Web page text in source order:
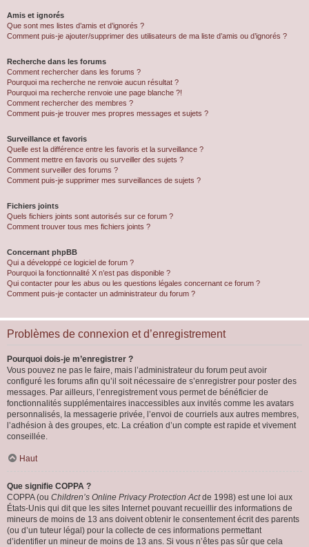
Amis et ignorés
Que sont mes listes d’amis et d’ignorés ?
Comment puis-je ajouter/supprimer des utilisateurs de ma liste d’amis ou d’ignorés ?
Recherche dans les forums
Comment rechercher dans les forums ?
Pourquoi ma recherche ne renvoie aucun résultat ?
Pourquoi ma recherche renvoie une page blanche ?!
Comment rechercher des membres ?
Comment puis-je trouver mes propres messages et sujets ?
Surveillance et favoris
Quelle est la différence entre les favoris et la surveillance ?
Comment mettre en favoris ou surveiller des sujets ?
Comment surveiller des forums ?
Comment puis-je supprimer mes surveillances de sujets ?
Fichiers joints
Quels fichiers joints sont autorisés sur ce forum ?
Comment trouver tous mes fichiers joints ?
Concernant phpBB
Qui a développé ce logiciel de forum ?
Pourquoi la fonctionnalité X n’est pas disponible ?
Qui contacter pour les abus ou les questions légales concernant ce forum ?
Comment puis-je contacter un administrateur du forum ?
Problèmes de connexion et d’enregistrement
Pourquoi dois-je m’enregistrer ?
Vous pouvez ne pas le faire, mais l’administrateur du forum peut avoir
configuré les forums afin qu’il soit nécessaire de s’enregistrer pour poster des
messages. Par ailleurs, l’enregistrement vous permet de bénéficier de
fonctionnalités supplémentaires inaccessibles aux invités comme les avatars
personnalisés, la messagerie privée, l’envoi de courriels aux autres membres,
l’adhésion à des groupes, etc. La création d’un compte est rapide et vivement
conseillée.
Haut
Que signifie COPPA ?
COPPA (ou Children’s Online Privacy Protection Actde 1998) est une loi aux
États-Unis qui dit que les sites Internet pouvant recueillir des informations de
mineurs de moins de 13 ans doivent obtenir le consentement écrit des parents
(ou d’un tuteur légal) pour la collecte de ces informations permettant
d’identifier un mineur de moins de 13 ans. Si vous n’êtes pas sûr que cela